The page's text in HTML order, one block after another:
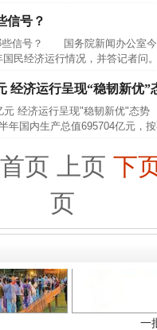
信号？
信号？ 国务院新闻办公室今
民经济运行情况，并答记者问
经济运行呈现“稳韧新优”
经济运行呈现"稳韧新优"态
内生产总值695704亿元，按
首页 上页 下
页
问题” 法